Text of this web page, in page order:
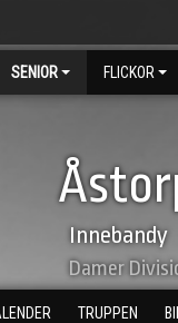
SENIOR FLICKOR
Innebandy
Damer
TRUPPEN